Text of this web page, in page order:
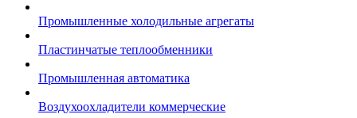
Промышленные холодильные агрегаты
Пластинчатые теплообменники
Промышленная автоматика
Воздухоохладители коммерческие